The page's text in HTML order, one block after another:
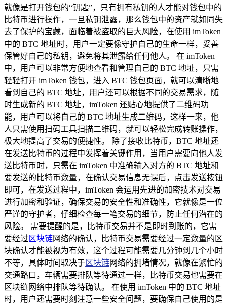
就像是打开钱包的“钥匙”，只有拥有私钥的人才能对钱包中的
比特币进行操作，一旦私钥泄露，那么钱包中的资产就如同失
去了保护的宝藏，面临着被盗取的巨大风险，在使用 imToken
中的 BTC 地址时，用户一定要像守护自己的生命一样，妥善
保管好自己的私钥，避免将其泄露给任何他人。 在 imToken
中，用户可以非常方便地查看和管理自己的 BTC 地址，只需
轻轻打开 imToken 钱包，进入 BTC 钱包页面，就可以清晰地
看到自己的 BTC 地址，用户还可以根据不同的交易需求，随
时生成新的 BTC 地址，imToken 还贴心地提供了二维码功
能，用户可以将自己的 BTC 地址生成二维码，这样一来，他
人只需使用扫码工具扫描二维码，就可以轻松完成转账操作，
极大地提高了交易的便捷性。 除了接收比特币，BTC 地址还
在发送比特币的过程中发挥着关键作用，当用户需要向他人发
送比特币时，只需在 imToken 中准确输入对方的 BTC 地址和
要发送的比特币数量，在确认交易信息无误后，点击发送按钮
即可，在发送过程中，imToken 会运用先进的加密技术对交易
进行加密和验证，确保交易的安全性和准确性，它就像是一位
严谨的守护者，仔细检查每一笔交易的细节，防止任何潜在的
风险。 需要提醒的是，比特币交易并不是即时到账的，它需
要经过 区块链网络的确认，比特币交易需要经过一定数量的区
块确认才能被视为有效，这个过程可能需要几分钟到几个小时
不等，具体时间取决于区块链网络的拥堵情况，就像在繁忙的
交通路口，车辆需要排队等待通过一样，比特币交易也需要在
区块链网络中排队等待确认。 在使用 imToken 中的 BTC 地址
时，用户还需要时刻注意一些安全问题，要确保自己使用的是